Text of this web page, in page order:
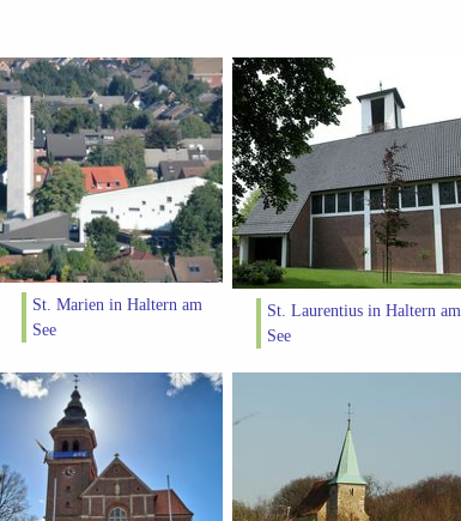
St. Marien in Haltern am
See
St. Laurentius in Haltern am
See